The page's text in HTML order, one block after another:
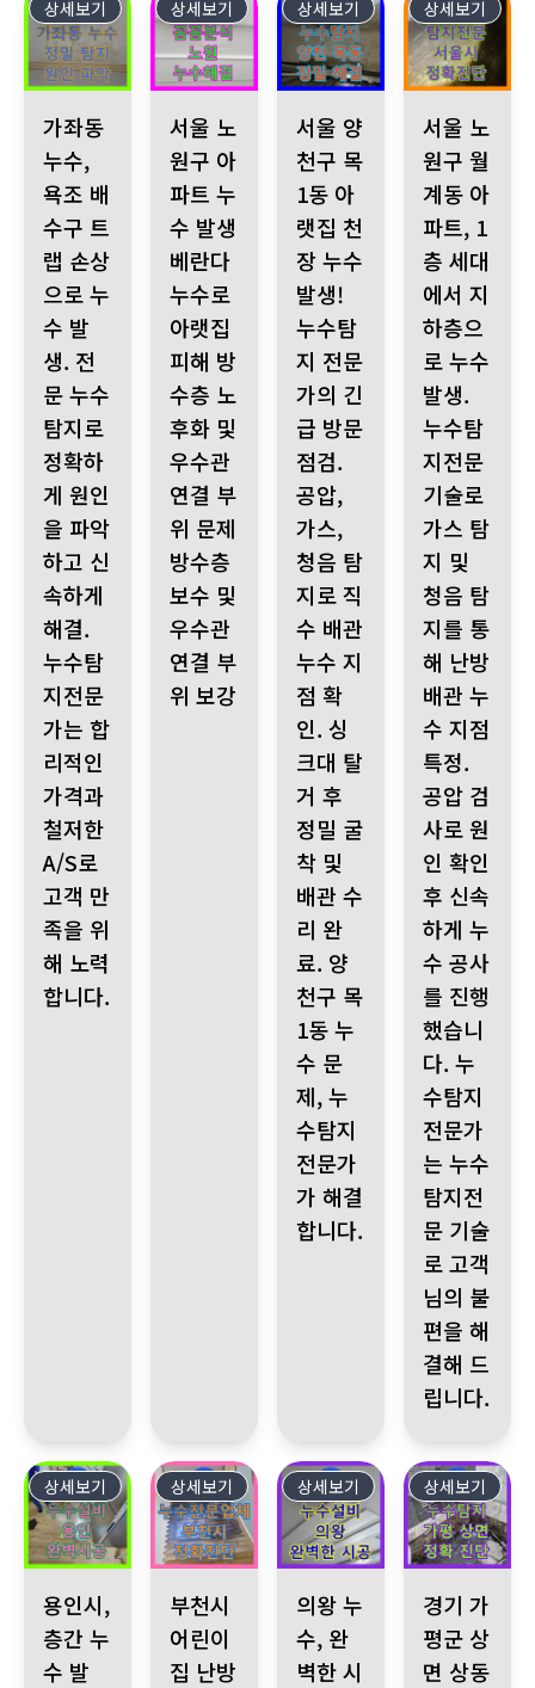
514
상세보기
가좌동
누수,
욕조 배
수구 트
랩 손상
으로 누
수 발
생. 전
문 누수
탐지로
정확하
게 원인
을 파악
하고 신
속하게
해결.
누수탐
지전문
가는 합
리적인
가격과
철저한
A/S로
고객 만
족을 위
해 노력
합니다.
513
상세보기
서울 노
원구 아
파트 누
수 발생
베란다
누수로
아랫집
피해 방
수층 노
후화 및
우수관
연결 부
위 문제
방수층
보수 및
우수관
연결 부
위 보강
512
상세보기
서울 양
천구 목
1동 아
랫집 천
장 누수
발생!
누수탐
지 전문
가의 긴
급 방문
점검.
공압,
가스,
청음 탐
지로 직
수 배관
누수 지
점 확
인. 싱
크대 탈
거 후
정밀 굴
착 및
배관 수
리 완
료. 양
천구 목
1동 누
수 문
제, 누
수탐지
전문가
가 해결
합니다.
511
상세보기
서울 노
원구 월
계동 아
파트, 1
층 세대
에서 지
하층으
로 누수
발생.
누수탐
지전문
기술로
가스 탐
지 및
청음 탐
지를 통
해 난방
배관 누
수 지점
특정.
공압 검
사로 원
인 확인
후 신속
하게 누
수 공사
를 진행
했습니
다. 누
수탐지
전문가
는 누수
탐지전
문 기술
로 고객
님의 불
편을 해
결해 드
립니다.
510
상세보기
용인시,
층간 누
수 발
509
상세보기
부천시
어린이
집 난방
508
상세보기
의왕 누
수, 완
벽한 시
507
상세보기
경기 가
평군 상
면 상동